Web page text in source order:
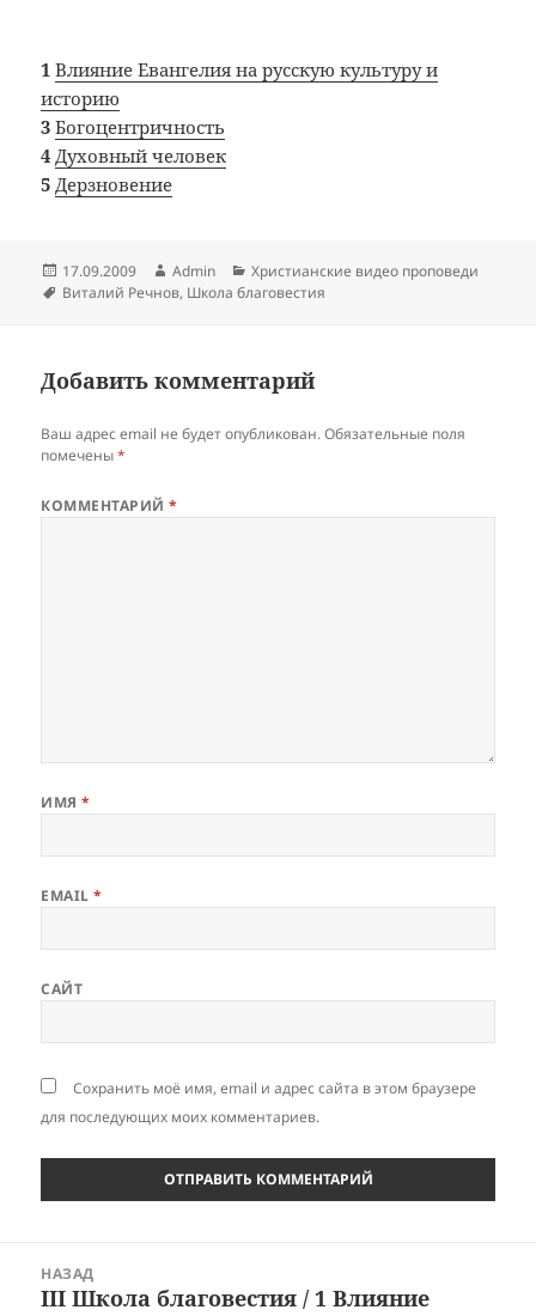
1 Влияние Евангелия на русскую культуру и
историю
3 Богоцентричность
4 Духовный человек
5 Дерзновение
Опубликовано
17.09.2009 Автор
Admin Рубрики
Христианские видео проповеди
Метки
Виталий Речнов, Школа благовестия
Добавить комментарий
Ваш адрес email не будет опубликован. Обязательные поля
помечены*
КОММЕНТАРИЙ*
ИМЯ*
EMAIL*
САЙТ
Сохранить моё имя, email и адрес сайта в этом браузере
для последующих моих комментариев.
НАЗАД
Предыдущая
III Школа благовестия / 1 Влияние